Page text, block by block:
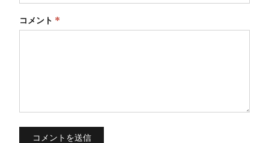
コメント *
コメントを送信